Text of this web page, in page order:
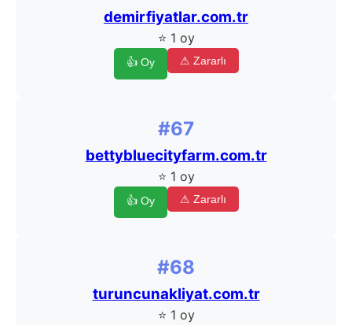
demirfiyatlar.com.tr
⭐ 1 oy
👍 Oy ⚠ Zararlı
#67
bettybluecityfarm.com.tr
⭐ 1 oy
👍 Oy ⚠ Zararlı
#68
turuncunakliyat.com.tr
⭐ 1 oy